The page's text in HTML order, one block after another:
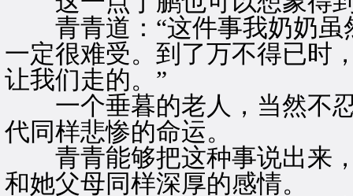
青青道：“这件事我奶奶虽
一定很难受。到了万不得已时
让我们走的。”
一个垂暮的老人，当然不忍
代同样悲惨的命运。
青青能够把这种事说出来，
和她父母同样深厚的感情。